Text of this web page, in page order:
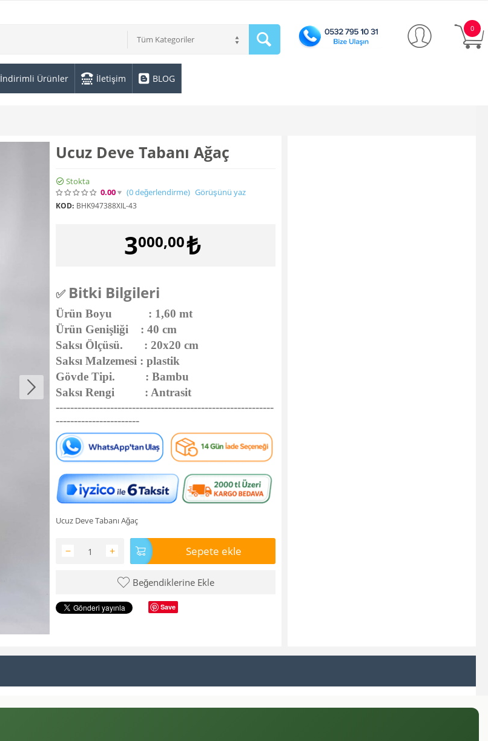
Tüm Kategoriler
0
İndirimli Ürünler İletişim BLOG
Ucuz Deve Tabanı Ağaç
Stokta
0.00
(0değerlendirme) Görüşünü yaz
KOD: BHK947388XIL-43
3000,00₺
✅ Bitki Bilgileri
Ürün Boyu : 1,60 mt
Ürün Genişliği : 40 cm
Saksı Ölçüsü. : 20x20 cm
Saksı Malzemesi : plastik
Gövde Tipi. : Bambu
Saksı Rengi : Antrasit
------------------------------------------------------------
-----------------------
Ucuz Deve Tabanı Ağaç
+
− Sepete ekle
Beğendiklerine Ekle
Save